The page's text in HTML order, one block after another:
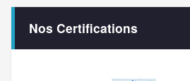
Nos Certifications